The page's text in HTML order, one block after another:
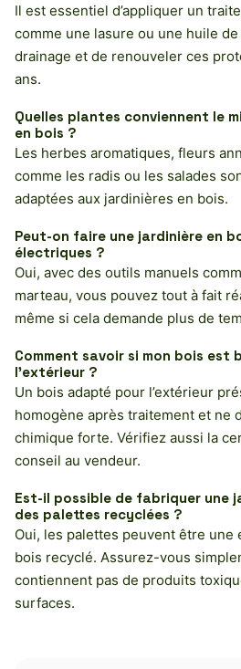
Il est essentiel d’appliquer un
comme une lasure ou une huile de
drainage et de renouveler ces
ans.
Quelles plantes conviennent le
en bois ?
Les herbes aromatiques, fleurs
comme les radis ou les salades
adaptées aux jardinières en bois.
Peut-on faire une jardinière en
électriques ?
Oui, avec des outils manuels
marteau, vous pouvez tout à fait
même si cela demande plus de
Comment savoir si mon bois est
l’extérieur ?
Un bois adapté pour l’extérieur
homogène après traitement et ne
chimique forte. Vérifiez aussi la
conseil au vendeur.
Est-il possible de fabriquer une
des palettes recyclées ?
Oui, les palettes peuvent être une
bois recyclé. Assurez-vous
contiennent pas de produits
surfaces.